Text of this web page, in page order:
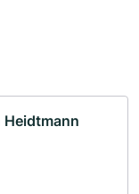
Heidtmann